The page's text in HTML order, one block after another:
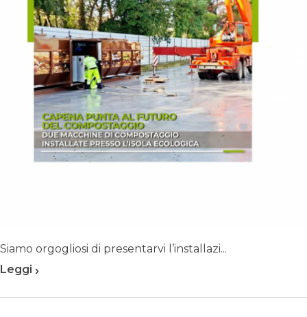
Siamo orgogliosi di presentarvi l’installazi...
Leggi ›